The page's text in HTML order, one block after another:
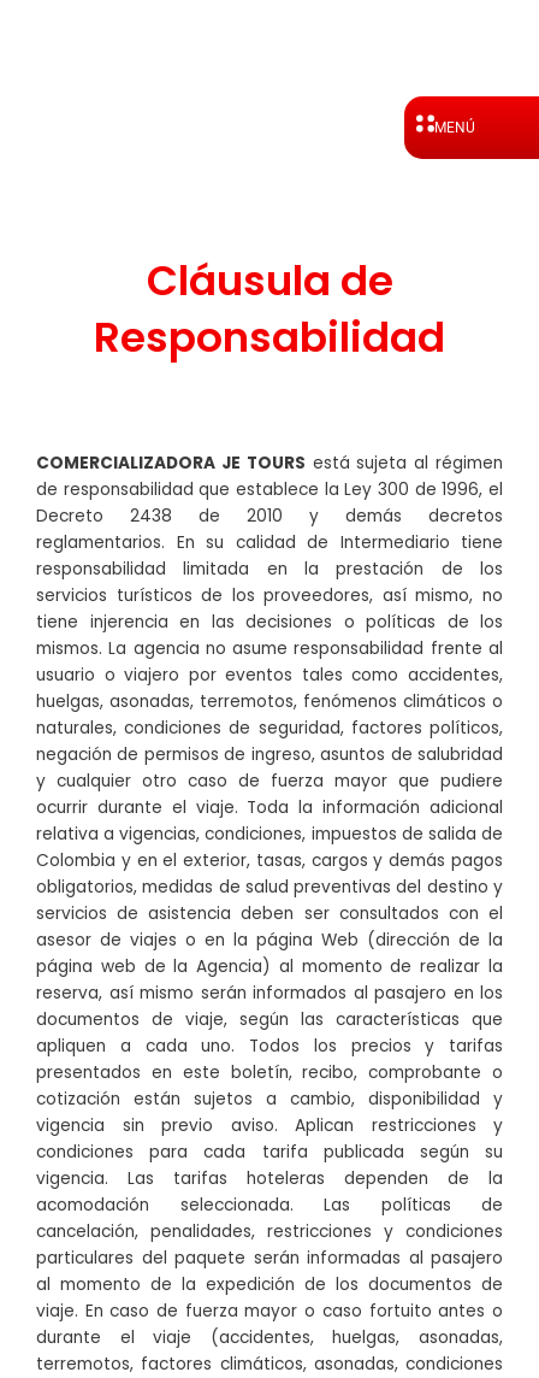
MENÚ
Cláusula de
Responsabilidad
COMERCIALIZADORA JE TOURS está sujeta al régimen
de responsabilidad que establece la Ley 300 de 1996, el
Decreto 2438 de 2010 y demás decretos
reglamentarios. En su calidad de Intermediario tiene
responsabilidad limitada en la prestación de los
servicios turísticos de los proveedores, así mismo, no
tiene injerencia en las decisiones o políticas de los
mismos. La agencia no asume responsabilidad frente al
usuario o viajero por eventos tales como accidentes,
huelgas, asonadas, terremotos, fenómenos climáticos o
naturales, condiciones de seguridad, factores políticos,
negación de permisos de ingreso, asuntos de salubridad
y cualquier otro caso de fuerza mayor que pudiere
ocurrir durante el viaje. Toda la información adicional
relativa a vigencias, condiciones, impuestos de salida de
Colombia y en el exterior, tasas, cargos y demás pagos
obligatorios, medidas de salud preventivas del destino y
servicios de asistencia deben ser consultados con el
asesor de viajes o en la página Web (dirección de la
página web de la Agencia) al momento de realizar la
reserva, así mismo serán informados al pasajero en los
documentos de viaje, según las características que
apliquen a cada uno. Todos los precios y tarifas
presentados en este boletín, recibo, comprobante o
cotización están sujetos a cambio, disponibilidad y
vigencia sin previo aviso. Aplican restricciones y
condiciones para cada tarifa publicada según su
vigencia. Las tarifas hoteleras dependen de la
acomodación seleccionada. Las políticas de
cancelación, penalidades, restricciones y condiciones
particulares del paquete serán informadas al pasajero
al momento de la expedición de los documentos de
viaje. En caso de fuerza mayor o caso fortuito antes o
durante el viaje (accidentes, huelgas, asonadas,
terremotos, factores climáticos, asonadas, condiciones